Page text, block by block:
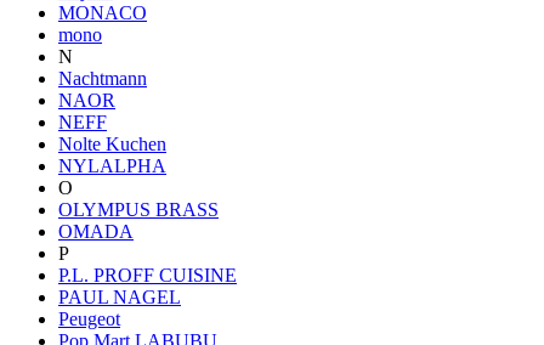
MONACO
mono
N
Nachtmann
NAOR
NEFF
Nolte Kuchen
NYLALPHA
O
OLYMPUS BRASS
OMADA
P
P.L. PROFF CUISINE
PAUL NAGEL
Peugeot
Pop Mart LABUBU